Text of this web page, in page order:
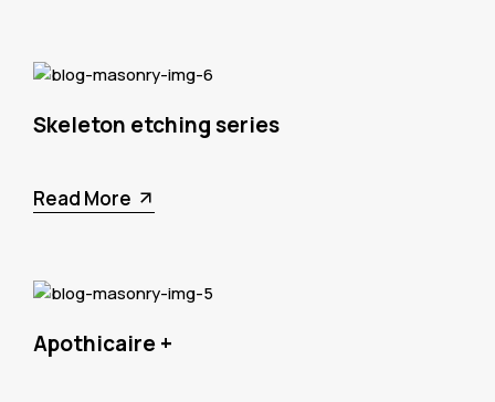
Skeleton etching series
Read More
Apothicaire +